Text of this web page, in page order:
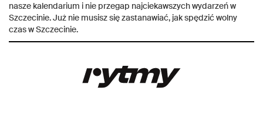
nasze kalendarium i nie przegap najciekawszych wydarzeń w
Szczecinie. Już nie musisz się zastanawiać, jak spędzić wolny
czas w Szczecinie.